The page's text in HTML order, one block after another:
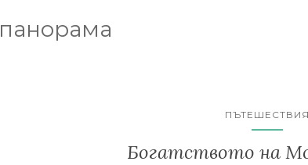
панорама
ПЪТЕШЕСТВИЯ
Богатството на